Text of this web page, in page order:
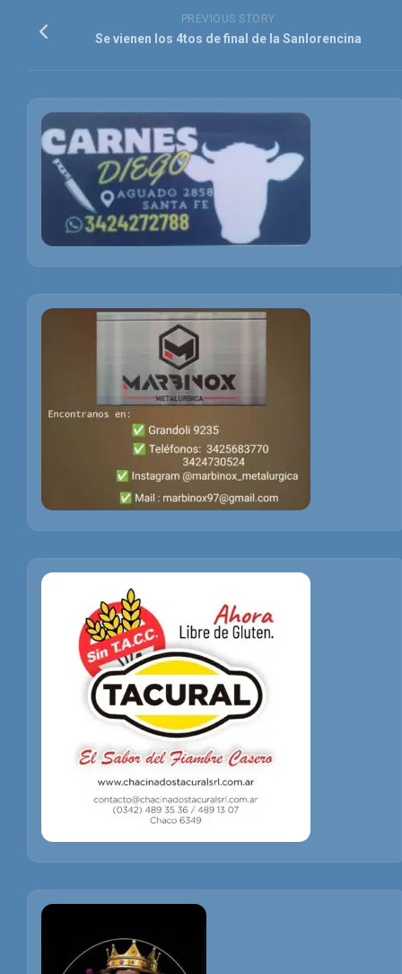
PREVIOUS STORY
Se vienen los 4tos de final de la Sanlorencina